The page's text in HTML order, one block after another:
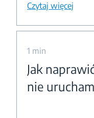
Czytaj więcej
1 min
Jak
nie